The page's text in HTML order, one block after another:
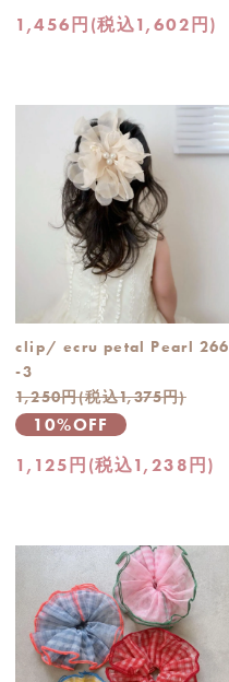
1,456円(税込1,602円)
clip/ ecru petal Pearl 266
-3
1,250円(税込1,375円)
10%OFF
1,125円(税込1,238円)